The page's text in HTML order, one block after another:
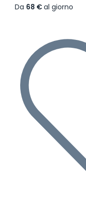
Da 68 €al giorno